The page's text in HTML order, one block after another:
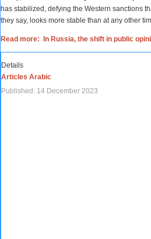
has stabilized, defying the Western sanctions
they say, looks more stable than at any other
Read more: In Russia, the shift in public
Details
Articles Arabic
Published: 14 December 2023